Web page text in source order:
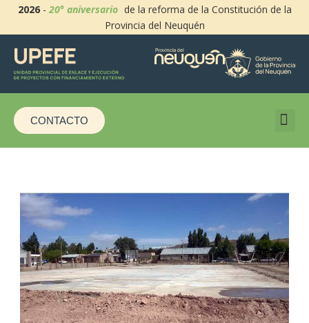
2026-20° aniversario de la reforma de la Constitución de la
Provincia del Neuquén
CONTACTO